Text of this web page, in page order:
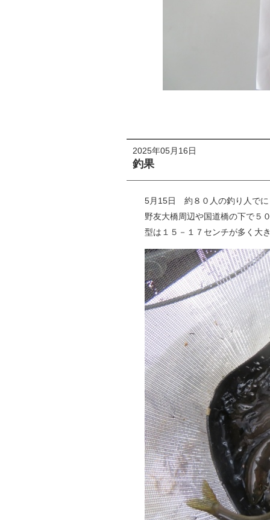
2025年05月16日
釣果
5月15日 約８０人の釣り人でに
野友大橋周辺や国道橋の下で５
型は１５－１７センチが多く大